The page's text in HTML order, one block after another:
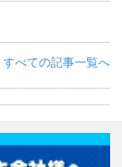
すべての記事一覧へ